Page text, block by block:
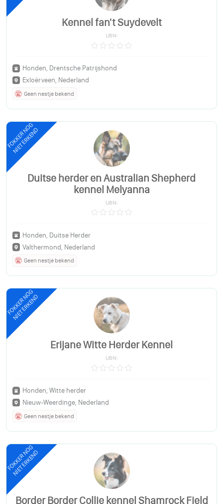
Kennel fan't Suydevelt
UBN:
Honden, Drentsche Patrijshond
Exloërveen, Nederland
Geen nestje bekend
FOKKER NOG
NIET ERKEND
Duitse herder en Australian Shepherd
kennel Melyanna
UBN:
Honden, Duitse Herder
Valthermond, Nederland
Geen nestje bekend
FOKKER NOG
NIET ERKEND
Erijane Witte Herder Kennel
UBN:
Honden, Witte herder
Nieuw-Weerdinge, Nederland
Geen nestje bekend
FOKKER NOG
NIET ERKEND
Border Border Collie kennel Shamrock Field